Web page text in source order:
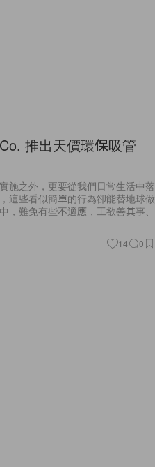
推出天價環保吸管
施之外，更要從我們日常生活中落
這些看似簡單的行為卻能替地球做
，難免有些不適應，工欲善其事、
14 0